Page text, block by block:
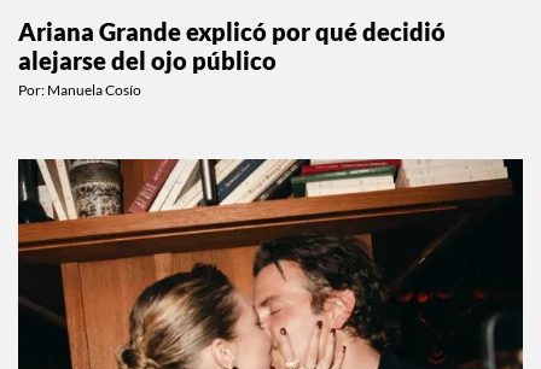
Ariana Grande explicó por qué decidió
alejarse del ojo público
Por: Manuela Cosío